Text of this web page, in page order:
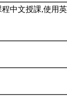
中文授課,使用英